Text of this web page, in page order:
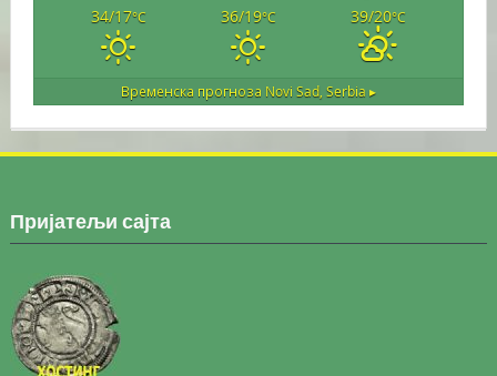
34/17°C 36/19°C 39/20°C
Временска прогноза Novi Sad, Serbia ▸
Пријатељи сајта